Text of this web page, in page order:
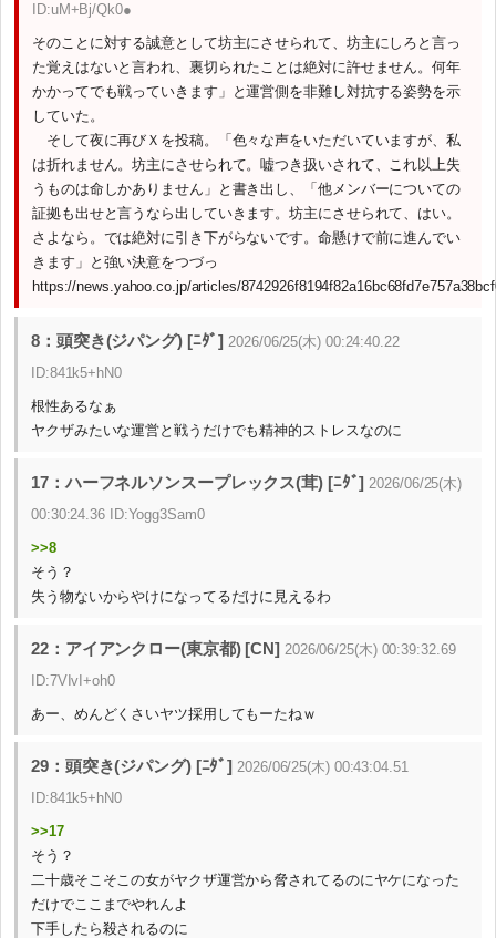
ID:uM+Bj/Qk0●
そのことに対する誠意として坊主にさせられて、坊主にしろと言っ
た覚えはないと言われ、裏切られたことは絶対に許せません。何年
かかってでも戦っていきます」と運営側を非難し対抗する姿勢を示
していた。
そして夜に再びＸを投稿。「色々な声をいただいていますが、私
は折れません。坊主にさせられて。嘘つき扱いされて、これ以上失
うものは命しかありません」と書き出し、「他メンバーについての
証拠も出せと言うなら出していきます。坊主にさせられて、はい。
さよなら。では絶対に引き下がらないです。命懸けで前に進んでい
きます」と強い決意をつづっ
https://news.yahoo.co.jp/articles/
8：頭突き(ジパング) [ﾆﾀﾞ] 2026/06/25(木) 00:24:40.22
ID:841k5+hN0
根性あるなぁ
ヤクザみたいな運営と戦うだけでも精神的ストレスなのに
17：ハーフネルソンスープレックス(茸) [ﾆﾀﾞ] 2026/06/25(木)
00:30:24.36 ID:Yogg3Sam0
>>8
そう？
失う物ないからやけになってるだけに見えるわ
22：アイアンクロー(東京都) [CN] 2026/06/25(木) 00:39:32.69
ID:7VIvI+oh0
あー、めんどくさいヤツ採用してもーたねｗ
29：頭突き(ジパング) [ﾆﾀﾞ] 2026/06/25(木) 00:43:04.51
ID:841k5+hN0
>>17
そう？
二十歳そこそこの女がヤクザ運営から脅されてるのにヤケになった
だけでここまでやれんよ
下手したら殺されるのに